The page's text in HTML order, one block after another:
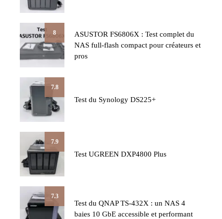
8
ASUSTOR FS6806X : Test complet du
NAS full-flash compact pour créateurs et
pros
7.8
Test du Synology DS225+
7.9
Test UGREEN DXP4800 Plus
7.3
Test du QNAP TS-432X : un NAS 4
baies 10 GbE accessible et performant